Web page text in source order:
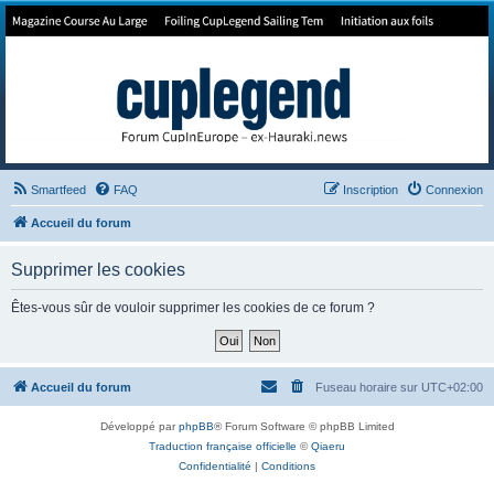
Forum de Cup In Europe
Smartfeed FAQ Connexion
Inscription
Accueil du forum
Supprimer les cookies
Êtes-vous sûr de vouloir supprimer les cookies de ce forum ?
Accueil du forum Fuseau horaire sur UTC+02:00
Développé parphpBB® Forum Software © phpBB Limited
Traduction française officielle ©Qiaeru
Confidentialité
Conditions